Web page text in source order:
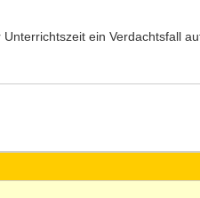
ein Verdachtsfall